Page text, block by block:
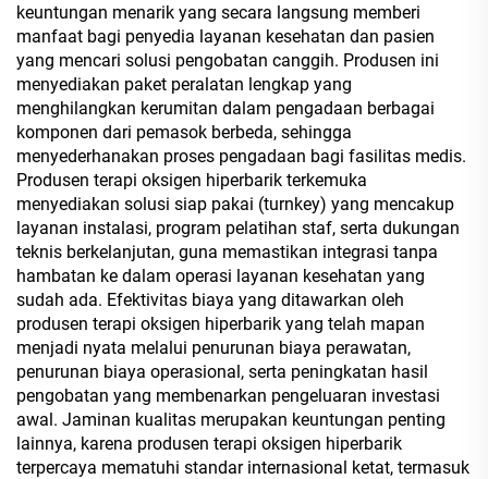
keuntungan menarik yang secara langsung memberi
manfaat bagi penyedia layanan kesehatan dan pasien
yang mencari solusi pengobatan canggih. Produsen ini
menyediakan paket peralatan lengkap yang
menghilangkan kerumitan dalam pengadaan berbagai
komponen dari pemasok berbeda, sehingga
menyederhanakan proses pengadaan bagi fasilitas medis.
Produsen terapi oksigen hiperbarik terkemuka
menyediakan solusi siap pakai (turnkey) yang mencakup
layanan instalasi, program pelatihan staf, serta dukungan
teknis berkelanjutan, guna memastikan integrasi tanpa
hambatan ke dalam operasi layanan kesehatan yang
sudah ada. Efektivitas biaya yang ditawarkan oleh
produsen terapi oksigen hiperbarik yang telah mapan
menjadi nyata melalui penurunan biaya perawatan,
penurunan biaya operasional, serta peningkatan hasil
pengobatan yang membenarkan pengeluaran investasi
awal. Jaminan kualitas merupakan keuntungan penting
lainnya, karena produsen terapi oksigen hiperbarik
terpercaya mematuhi standar internasional ketat, termasuk